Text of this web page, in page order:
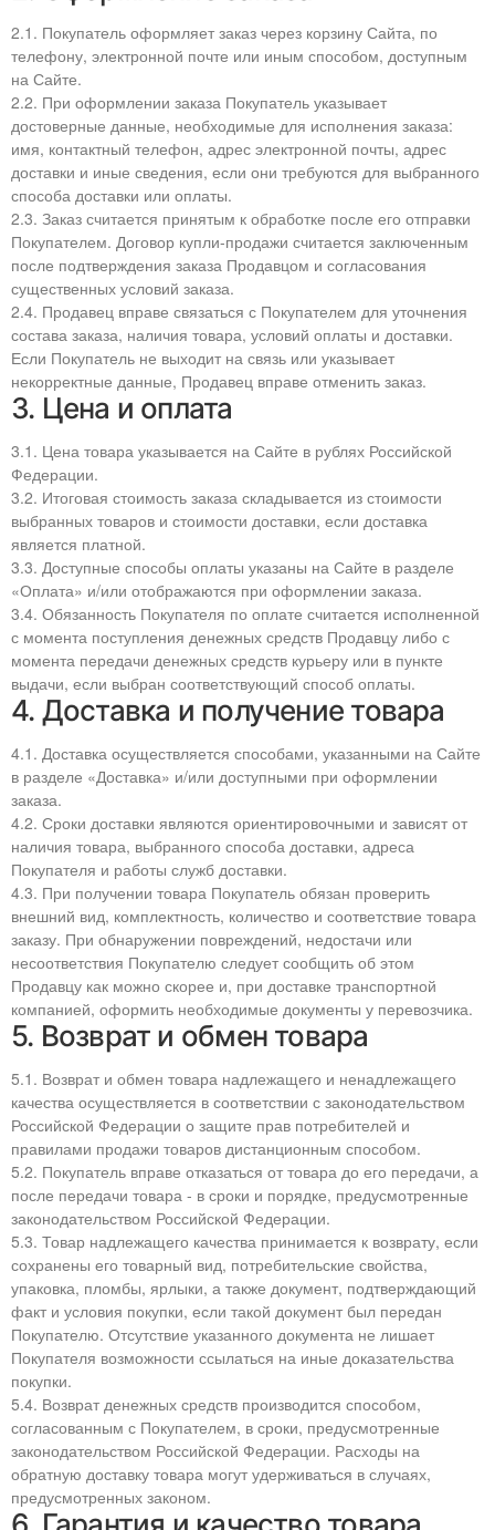
2.1. Покупатель оформляет заказ через корзину Сайта, по
телефону, электронной почте или иным способом, доступным
на Сайте.
2.2. При оформлении заказа Покупатель указывает
достоверные данные, необходимые для исполнения заказа:
имя, контактный телефон, адрес электронной почты, адрес
доставки и иные сведения, если они требуются для выбранного
способа доставки или оплаты.
2.3. Заказ считается принятым к обработке после его отправки
Покупателем. Договор купли-продажи считается заключенным
после подтверждения заказа Продавцом и согласования
существенных условий заказа.
2.4. Продавец вправе связаться с Покупателем для уточнения
состава заказа, наличия товара, условий оплаты и доставки.
Если Покупатель не выходит на связь или указывает
некорректные данные, Продавец вправе отменить заказ.
3. Цена и оплата
3.1. Цена товара указывается на Сайте в рублях Российской
Федерации.
3.2. Итоговая стоимость заказа складывается из стоимости
выбранных товаров и стоимости доставки, если доставка
является платной.
3.3. Доступные способы оплаты указаны на Сайте в разделе
«Оплата» и/или отображаются при оформлении заказа.
3.4. Обязанность Покупателя по оплате считается исполненной
с момента поступления денежных средств Продавцу либо с
момента передачи денежных средств курьеру или в пункте
выдачи, если выбран соответствующий способ оплаты.
4. Доставка и получение товара
4.1. Доставка осуществляется способами, указанными на Сайте
в разделе «Доставка» и/или доступными при оформлении
заказа.
4.2. Сроки доставки являются ориентировочными и зависят от
наличия товара, выбранного способа доставки, адреса
Покупателя и работы служб доставки.
4.3. При получении товара Покупатель обязан проверить
внешний вид, комплектность, количество и соответствие товара
заказу. При обнаружении повреждений, недостачи или
несоответствия Покупателю следует сообщить об этом
Продавцу как можно скорее и, при доставке транспортной
компанией, оформить необходимые документы у перевозчика.
5. Возврат и обмен товара
5.1. Возврат и обмен товара надлежащего и ненадлежащего
качества осуществляется в соответствии с законодательством
Российской Федерации о защите прав потребителей и
правилами продажи товаров дистанционным способом.
5.2. Покупатель вправе отказаться от товара до его передачи, а
после передачи товара - в сроки и порядке, предусмотренные
законодательством Российской Федерации.
5.3. Товар надлежащего качества принимается к возврату, если
сохранены его товарный вид, потребительские свойства,
упаковка, пломбы, ярлыки, а также документ, подтверждающий
факт и условия покупки, если такой документ был передан
Покупателю. Отсутствие указанного документа не лишает
Покупателя возможности ссылаться на иные доказательства
покупки.
5.4. Возврат денежных средств производится способом,
согласованным с Покупателем, в сроки, предусмотренные
законодательством Российской Федерации. Расходы на
обратную доставку товара могут удерживаться в случаях,
предусмотренных законом.